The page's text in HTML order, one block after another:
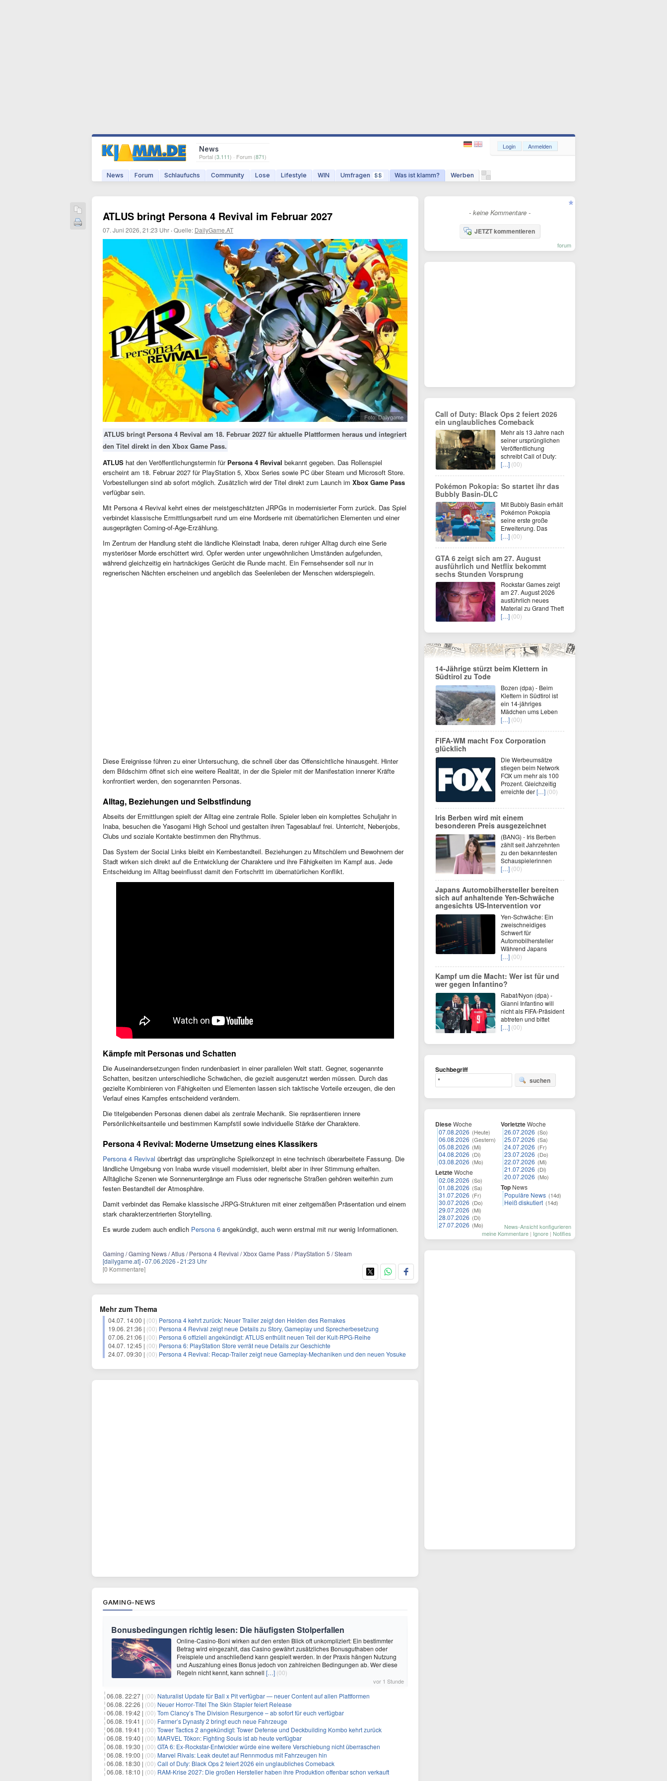
News
Portal (3.111) · Forum (871)
News Forum Schlaufuchs Community Lose Lifestyle WIN Umfragen $$ Was ist klamm? Werben
Login Anmelden
ATLUS bringt Persona 4 Revival im Februar 2027
07. Juni 2026, 21:23 Uhr ·Quelle: DailyGame.AT
Foto: Dailygame
ATLUS bringt Persona 4 Revival am 18. Februar 2027 für aktuelle Plattformen heraus und integriert
den Titel direkt in den Xbox Game Pass.
ATLUS hat den Veröffentlichungstermin für Persona 4 Revival bekannt gegeben. Das Rollenspiel
erscheint am 18. Februar 2027 für PlayStation 5, Xbox Series sowie PC über Steam und Microsoft Store.
Vorbestellungen sind ab sofort möglich. Zusätzlich wird der Titel direkt zum Launch im Xbox Game Pass
verfügbar sein.
Mit Persona 4 Revival kehrt eines der meistgeschätzten JRPGs in modernisierter Form zurück. Das Spiel
verbindet klassische Ermittlungsarbeit rund um eine Mordserie mit übernatürlichen Elementen und einer
ausgeprägten Coming-of-Age-Erzählung.
Im Zentrum der Handlung steht die ländliche Kleinstadt Inaba, deren ruhiger Alltag durch eine Serie
mysteriöser Morde erschüttert wird. Opfer werden unter ungewöhnlichen Umständen aufgefunden,
während gleichzeitig ein hartnäckiges Gerücht die Runde macht. Ein Fernsehsender soll nur in
regnerischen Nächten erscheinen und angeblich das Seelenleben der Menschen widerspiegeln.
Diese Ereignisse führen zu einer Untersuchung, die schnell über das Offensichtliche hinausgeht. Hinter
dem Bildschirm öffnet sich eine weitere Realität, in der die Spieler mit der Manifestation innerer Kräfte
konfrontiert werden, den sogenannten Personas.
Alltag, Beziehungen und Selbstfindung
Abseits der Ermittlungen spielt der Alltag eine zentrale Rolle. Spieler leben ein komplettes Schuljahr in
Inaba, besuchen die Yasogami High School und gestalten ihren Tagesablauf frei. Unterricht, Nebenjobs,
Clubs und soziale Kontakte bestimmen den Rhythmus.
Das System der Social Links bleibt ein Kernbestandteil. Beziehungen zu Mitschülern und Bewohnern der
Stadt wirken sich direkt auf die Entwicklung der Charaktere und ihre Fähigkeiten im Kampf aus. Jede
Entscheidung im Alltag beeinflusst damit den Fortschritt im übernatürlichen Konflikt.
Kämpfe mit Personas und Schatten
Die Auseinandersetzungen finden rundenbasiert in einer parallelen Welt statt. Gegner, sogenannte
Schatten, besitzen unterschiedliche Schwächen, die gezielt ausgenutzt werden müssen. Durch das
gezielte Kombinieren von Fähigkeiten und Elementen lassen sich taktische Vorteile erzeugen, die den
Verlauf eines Kampfes entscheidend verändern.
Die titelgebenden Personas dienen dabei als zentrale Mechanik. Sie repräsentieren innere
Persönlichkeitsanteile und bestimmen Kampfstil sowie individuelle Stärke der Charaktere.
Persona 4 Revival: Moderne Umsetzung eines Klassikers
Persona 4 Revival überträgt das ursprüngliche Spielkonzept in eine technisch überarbeitete Fassung. Die
ländliche Umgebung von Inaba wurde visuell modernisiert, bleibt aber in ihrer Stimmung erhalten.
Alltägliche Szenen wie Sonnenuntergänge am Fluss oder regnerische Straßen gehören weiterhin zum
festen Bestandteil der Atmosphäre.
Damit verbindet das Remake klassische JRPG-Strukturen mit einer zeitgemäßen Präsentation und einem
stark charakterzentrierten Storytelling.
Es wurde zudem auch endlich Persona 6 angekündigt, auch wenn erstmal mit nur wenig Informationen.
Gaming / Gaming News / Atlus / Persona 4 Revival / Xbox Game Pass / PlayStation 5 / Steam
[dailygame.at] ·07.06.2026 ·21:23 Uhr
[0 Kommentare]
Mehr zum Thema
04.07. 14:00 | (00) Persona 4 kehrt zurück: Neuer Trailer zeigt den Helden des Remakes
19.06. 21:36 | (00) Persona 4 Revival zeigt neue Details zu Story, Gameplay und Sprecherbesetzung
07.06. 21:06 | (00) Persona 6 offiziell angekündigt: ATLUS enthüllt neuen Teil der Kult-RPG-Reihe
04.07. 12:45 | (00) Persona 6: PlayStation Store verrät neue Details zur Geschichte
24.07. 09:30 | (00) Persona 4 Revival: Recap-Trailer zeigt neue Gameplay-Mechaniken und den neuen Yosuke
GAMING-NEWS
Bonusbedingungen richtig lesen: Die häufigsten Stolperfallen
Online-Casino-Boni wirken auf den ersten Blick oft unkompliziert: Ein bestimmter
Betrag wird eingezahlt, das Casino gewährt zusätzliches Bonusguthaben oder
Freispiele und anschließend kann gespielt werden. In der Praxis hängen Nutzung
und Auszahlung eines Bonus jedoch von zahlreichen Bedingungen ab. Wer diese
Regeln nicht kennt, kann schnell […] (00)
vor 1 Stunde
06.08. 22:27 | (00) Naturalist Update für Ball x Pit verfügbar — neuer Content auf allen Plattformen
06.08. 22:26 | (00) Neuer Horror‑Titel The Skin Stapler feiert Release
06.08. 19:42 | (00) Tom Clancy’s The Division Resurgence – ab sofort für euch verfügbar
06.08. 19:41 | (00) Farmer’s Dynasty 2 bringt euch neue Fahrzeuge
06.08. 19:41 | (00) Tower Tactics 2 angekündigt: Tower Defense und Deckbuilding Kombo kehrt zurück
06.08. 19:40 | (00) MARVEL Tōkon: Fighting Souls ist ab heute verfügbar
06.08. 19:30 | (00) GTA 6: Ex-Rockstar-Entwickler würde eine weitere Verschiebung nicht überraschen
06.08. 19:00 | (00) Marvel Rivals: Leak deutet auf Rennmodus mit Fahrzeugen hin
06.08. 18:30 | (00) Call of Duty: Black Ops 2 feiert 2026 ein unglaubliches Comeback
06.08. 18:10 | (00) RAM-Krise 2027: Die großen Hersteller haben ihre Produktion offenbar schon verkauft
- keine Kommentare -
JETZT kommentieren
forum
Call of Duty: Black Ops 2 feiert 2026
ein unglaubliches Comeback
Mehr als 13 Jahre nach
seiner ursprünglichen
Veröffentlichung
schreibt Call of Duty:
[…] (00)
Pokémon Pokopia: So startet ihr das
Bubbly Basin-DLC
Mit Bubbly Basin erhält
Pokémon Pokopia
seine erste große
Erweiterung. Das
[…] (00)
GTA 6 zeigt sich am 27. August
ausführlich und Netflix bekommt
sechs Stunden Vorsprung
Rockstar Games zeigt
am 27. August 2026
ausführlich neues
Material zu Grand Theft
[…] (00)
14-Jährige stürzt beim Klettern in
Südtirol zu Tode
Bozen (dpa) - Beim
Klettern in Südtirol ist
ein 14-jähriges
Mädchen ums Leben
[…] (00)
FIFA-WM macht Fox Corporation
glücklich
Die Werbeumsätze
stiegen beim Network
FOX um mehr als 100
Prozent. Gleichzeitig
erreichte der[…] (00)
Iris Berben wird mit einem
besonderen Preis ausgezeichnet
(BANG) - Iris Berben
zählt seit Jahrzehnten
zu den bekanntesten
Schauspielerinnen
[…] (00)
Japans Automobilhersteller bereiten
sich auf anhaltende Yen-Schwäche
angesichts US-Intervention vor
Yen-Schwäche: Ein
zweischneidiges
Schwert für
Automobilhersteller
Während Japans
[…] (00)
Kampf um die Macht: Wer ist für und
wer gegen Infantino?
Rabat/Nyon (dpa) -
Gianni Infantino will
nicht als FIFA-Präsident
abtreten und bittet
[…] (00)
Suchbegriff
suchen
DieseWoche
07.08.2026 (Heute)
06.08.2026 (Gestern)
05.08.2026 (Mi)
04.08.2026 (Di)
03.08.2026 (Mo)
LetzteWoche
02.08.2026 (So)
01.08.2026 (Sa)
31.07.2026 (Fr)
30.07.2026 (Do)
29.07.2026 (Mi)
28.07.2026 (Di)
27.07.2026 (Mo)
VorletzteWoche
26.07.2026 (So)
25.07.2026 (Sa)
24.07.2026 (Fr)
23.07.2026 (Do)
22.07.2026 (Mi)
21.07.2026 (Di)
20.07.2026 (Mo)
Top News
Populäre News (14d)
Heiß diskutiert (14d)
News-Ansicht konfigurieren
meine Kommentare | Ignore | Notifies